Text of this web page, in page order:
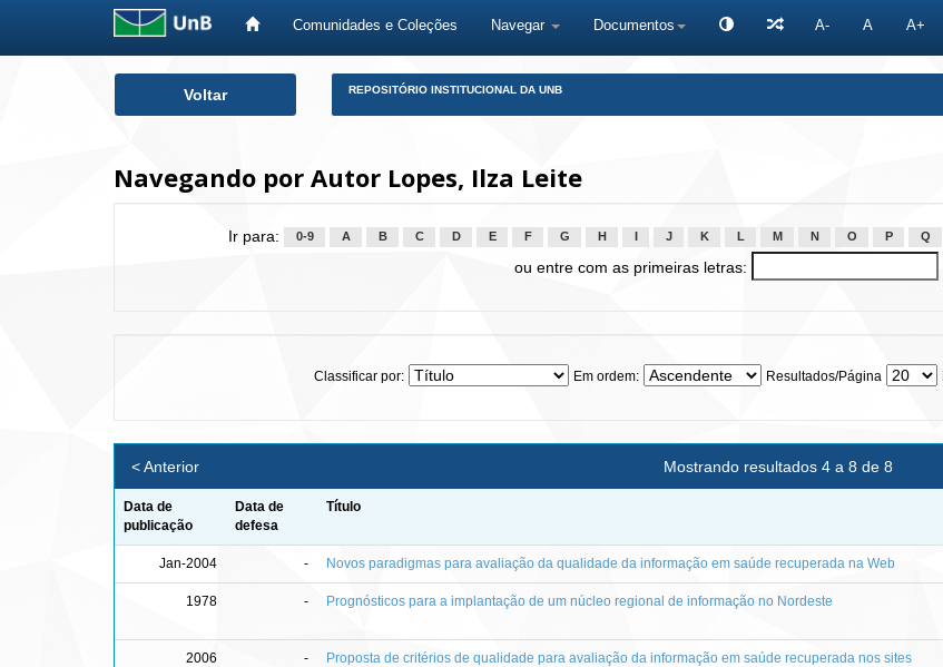
Comunidades e Coleções Navegar Documentos A- A A+
Voltar REPOSITÓRIO INSTITUCIONAL DA UNB
Navegando por Autor Lopes, Ilza Leite
Ir para: 0-9 A B C D E F G H J K L M N O P Q
ou entre com as primeiras letras:
Classificar por: Em ordem: Resultados/Página
Mostrando resultados 4 a 8 de 8
< Anterior
Data de
publicação
Data de
defesa
Título
Jan-2004 - Novos paradigmas para avaliação da qualidade da informação em saúde recuperada na Web
1978 - Prognósticos para a implantação de um núcleo regional de informação no Nordeste
2006 -
Proposta de critérios de qualidade para avaliação da informação em saúde recuperada nos sites